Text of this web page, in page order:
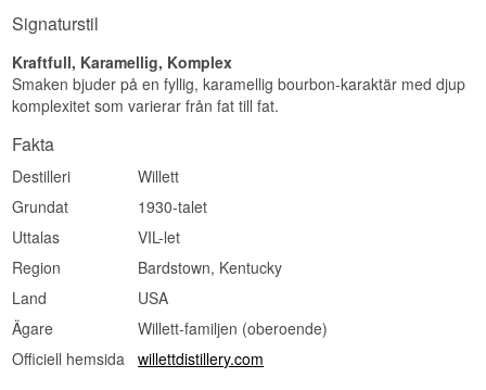
Signaturstil
Kraftfull, Karamellig, Komplex
Smaken bjuder på en fyllig, karamellig bourbon-karaktär med djup
komplexitet som varierar från fat till fat.
Fakta
Destilleri
Willett
Grundat
1930-talet
Uttalas
VIL-let
Region
Bardstown, Kentucky
Land
USA
Ägare
Willett-familjen (oberoende)
Officiell hemsida
willettdistillery.com